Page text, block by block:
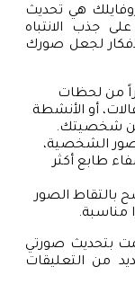
هي تحديث
جذب الانتباه
لجعل صورك
من لحظات
أو الأنشطة
من شخصيتك.
الشخصية،
طابع أكثر
بالتقاط الصور
مناسبة.
بتحديث صورتي
من التعليقات